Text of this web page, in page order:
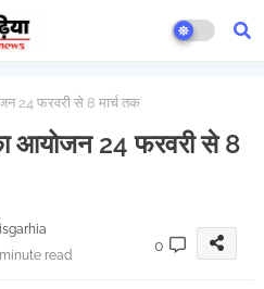
24 फरवरी से 8 मार्च तक
का आयोजन 24 फरवरी से 8
read
0